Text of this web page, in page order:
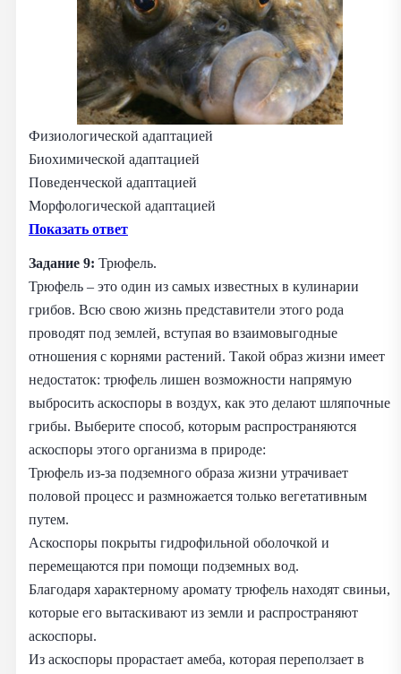
Физиологической адаптацией
Биохимической адаптацией
Поведенческой адаптацией
Морфологической адаптацией
Показать ответ
Задание 9: Трюфель.
Трюфель – это один из самых известных в кулинарии
грибов. Всю свою жизнь представители этого рода
проводят под землей, вступая во взаимовыгодные
отношения с корнями растений. Такой образ жизни имеет
недостаток: трюфель лишен возможности напрямую
выбросить аскоспоры в воздух, как это делают шляпочные
грибы. Выберите способ, которым распространяются
аскоспоры этого организма в природе:
Трюфель из-за подземного образа жизни утрачивает
половой процесс и размножается только вегетативным
путем.
Аскоспоры покрыты гидрофильной оболочкой и
перемещаются при помощи подземных вод.
Благодаря характерному аромату трюфель находят свиньи,
которые его вытаскивают из земли и распространяют
аскоспоры.
Из аскоспоры прорастает амеба, которая переползает в